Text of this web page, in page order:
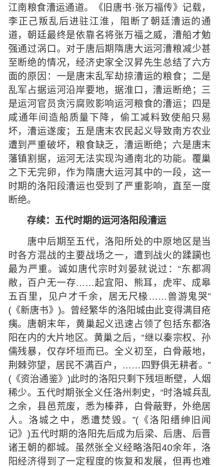
江南粮食漕运通道。《旧唐书·张万福传》记载，
李正己叛乱后进驻江淮，阻断了朝廷漕运的通
道，朝廷最终是依靠名将张万福之威，漕船才勉
强通过涡口。对于唐后期隋唐大运河漕粮减少甚
至断绝的情况，经济史家全汉昇先生总结了六方
面的原因：一是唐末乱军劫掠漕运的粮食；二是
乱军占据运河沿岸要地，据淮口，漕运断绝；三
是运河官员贪污腐败影响运河粮食的漕运；四是
咸通年间造船质量下降，偷工减料致使船只易
坏，漕运遂废；五是唐末农民起义导致南方农业
遭到严重破坏，粮食缺乏，漕运断绝；六是唐末
藩镇割据，运河无法实现沟通南北的功能。覆巢
之下无完卵，作为隋唐大运河其中的一段，这一
时期的洛阳段漕运也受到了严重影响，直至一度
断绝。
存续：五代时期的运河洛阳段漕运
唐中后期至五代，洛阳所处的中原地区是当
时各方混战的主要战场之一，遭到战火的蹂躏也
最为严重。诚如唐代宗时刘晏就说过：“东都凋
敝，百户无一存……起宜阳、熊耳，虎牢、成皋
五百里，见户才千余，居无尺椽……兽游鬼哭”
(《新唐书》)。曾经繁华的洛阳城由此变得满目疮
痍。唐朝末年，黄巢起义迅速占领了包括东都洛
阳在内的大片地区。黄巢之后，“继以秦宗权、孙
儒残暴，仅存坏垣而已。全义初至，白骨蔽地，
荆棘弥望，居民不满百户，……四野俱无耕者。”
(《资治通鉴》)此时的洛阳只剩下残垣断壁，人烟
稀少。五代时期张全义任洛州刺史，“时洛城兵乱
之余，县邑荒废，悉为榛莽，白骨蔽野，外绝居
人。洛城之中，悉遭焚毁。”(《洛阳缙绅旧闻
记》)五代时期的洛阳先后成为后梁、后唐、后晋
诸王朝的都城。虽然张全义经略洛阳40余年，洛
阳经济得到了一定程度的恢复和发展，但再也难